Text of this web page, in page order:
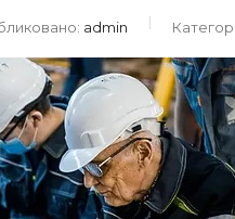
admin